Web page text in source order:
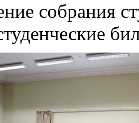
собрания